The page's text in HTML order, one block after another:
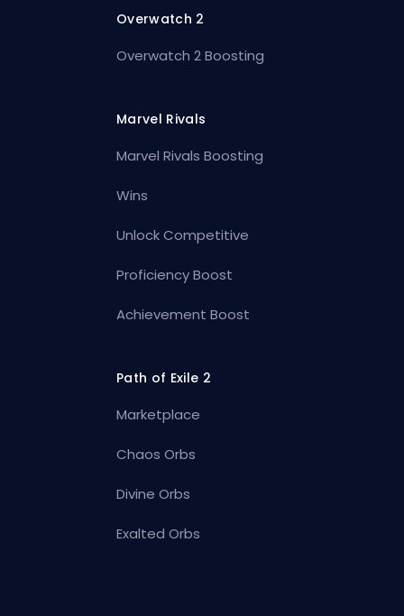
Overwatch 2
Overwatch 2 Boosting
Marvel Rivals
Marvel Rivals Boosting
Wins
Unlock Competitive
Proficiency Boost
Achievement Boost
Path of Exile 2
Marketplace
Chaos Orbs
Divine Orbs
Exalted Orbs